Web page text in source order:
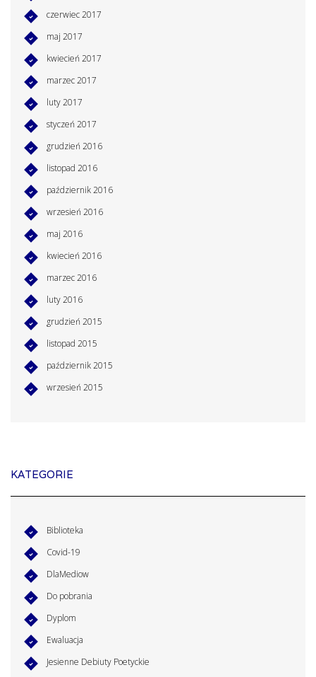
czerwiec 2017
maj 2017
kwiecień 2017
marzec 2017
luty 2017
styczeń 2017
grudzień 2016
listopad 2016
październik 2016
wrzesień 2016
maj 2016
kwiecień 2016
marzec 2016
luty 2016
grudzień 2015
listopad 2015
październik 2015
wrzesień 2015
KATEGORIE
Biblioteka
Covid-19
DlaMediow
Do pobrania
Dyplom
Ewaluacja
Jesienne Debiuty Poetyckie